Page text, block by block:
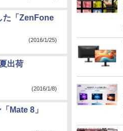
た「ZenFone
(2016/1/25)
出荷
(2016/1/8)
Mate 8」